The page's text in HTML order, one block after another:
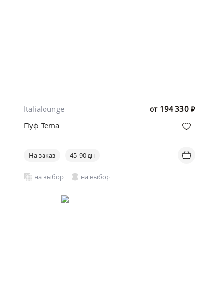
от 194 330 ₽
Italialounge
Пуф Tema
На заказ 45-90 дн
на выбор на выбор